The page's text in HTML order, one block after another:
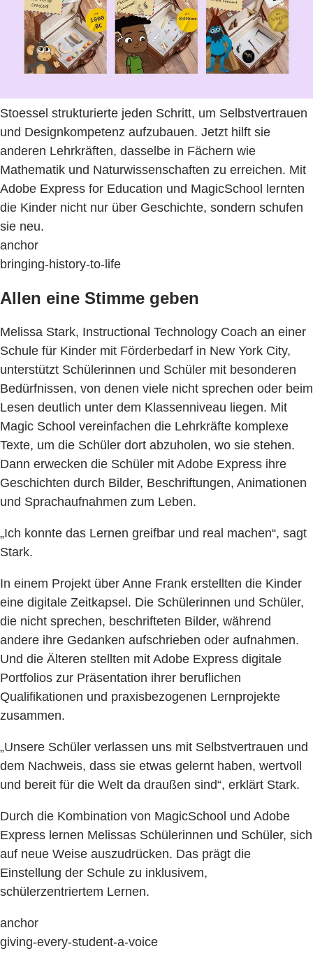
Stoessel strukturierte jeden Schritt, um Selbstvertrauen
und Designkompetenz aufzubauen. Jetzt hilft sie
anderen Lehrkräften, dasselbe in Fächern wie
Mathematik und Naturwissenschaften zu erreichen. Mit
Adobe Express for Education und MagicSchool lernten
die Kinder nicht nur über Geschichte, sondern schufen
sie neu.
anchor
bringing-history-to-life
Allen eine Stimme geben
Melissa Stark, Instructional Technology Coach an einer
Schule für Kinder mit Förderbedarf in New York City,
unterstützt Schülerinnen und Schüler mit besonderen
Bedürfnissen, von denen viele nicht sprechen oder beim
Lesen deutlich unter dem Klassenniveau liegen. Mit
Magic School vereinfachen die Lehrkräfte komplexe
Texte, um die Schüler dort abzuholen, wo sie stehen.
Dann erwecken die Schüler mit Adobe Express ihre
Geschichten durch Bilder, Beschriftungen, Animationen
und Sprachaufnahmen zum Leben.
„Ich konnte das Lernen greifbar und real machen“, sagt
Stark.
In einem Projekt über Anne Frank erstellten die Kinder
eine digitale Zeitkapsel. Die Schülerinnen und Schüler,
die nicht sprechen, beschrifteten Bilder, während
andere ihre Gedanken aufschrieben oder aufnahmen.
Und die Älteren stellten mit Adobe Express digitale
Portfolios zur Präsentation ihrer beruflichen
Qualifikationen und praxisbezogenen Lernprojekte
zusammen.
„Unsere Schüler verlassen uns mit Selbstvertrauen und
dem Nachweis, dass sie etwas gelernt haben, wertvoll
und bereit für die Welt da draußen sind“, erklärt Stark.
Durch die Kombination von MagicSchool und Adobe
Express lernen Melissas Schülerinnen und Schüler, sich
auf neue Weise auszudrücken. Das prägt die
Einstellung der Schule zu inklusivem,
schülerzentriertem Lernen.
anchor
giving-every-student-a-voice